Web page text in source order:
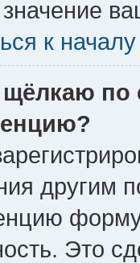
значение
к началу
щёлкаю по
другим
Это